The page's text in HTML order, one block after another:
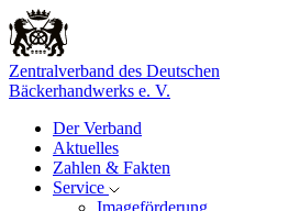
Zentralverband des Deutschen
Bäckerhandwerks e. V.
Der Verband
Aktuelles
Zahlen & Fakten
Service
Imageförderung